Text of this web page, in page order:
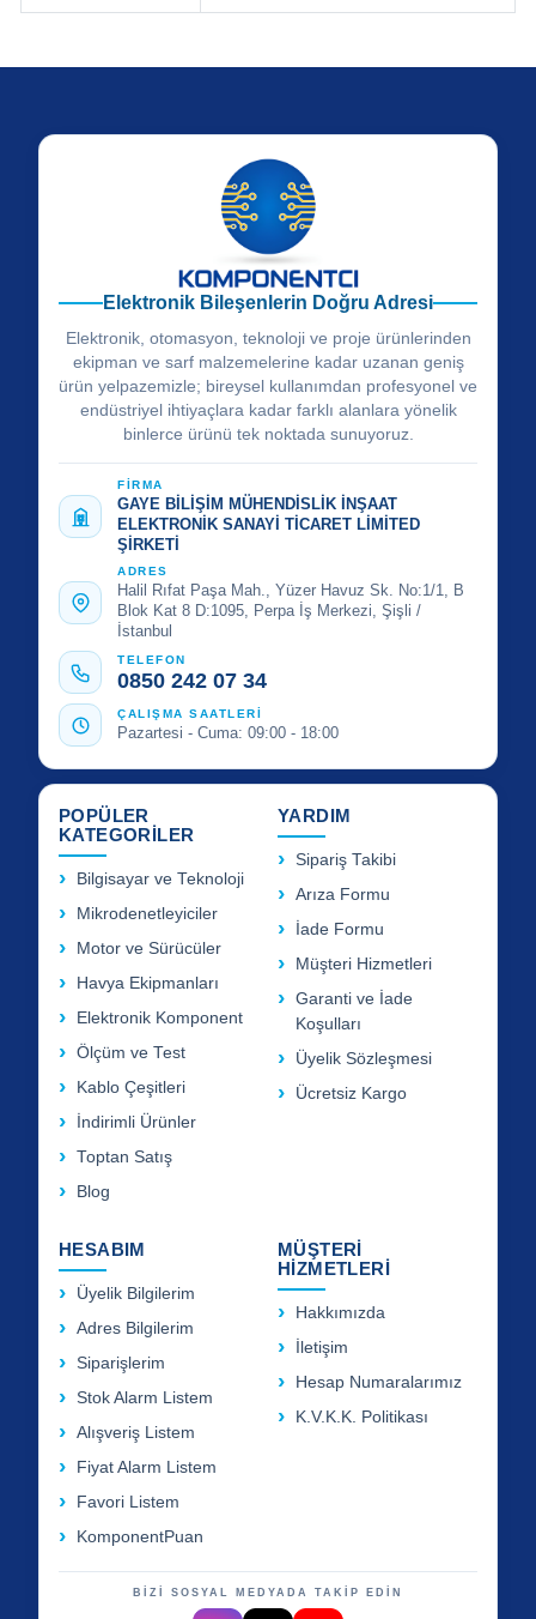
Elektronik Bileşenlerin Doğru Adresi
Elektronik, otomasyon, teknoloji ve proje ürünlerinden
ekipman ve sarf malzemelerine kadar uzanan geniş
ürün yelpazemizle; bireysel kullanımdan profesyonel ve
endüstriyel ihtiyaçlara kadar farklı alanlara yönelik
binlerce ürünü tek noktada sunuyoruz.
FİRMA
GAYE BİLİŞİM MÜHENDİSLİK İNŞAAT
ELEKTRONİK SANAYİ TİCARET LİMİTED
ŞİRKETİ
ADRES
Halil Rıfat Paşa Mah., Yüzer Havuz Sk. No:1/1, B
Blok Kat 8 D:1095, Perpa İş Merkezi, Şişli /
İstanbul
TELEFON
0850 242 07 34
ÇALIŞMA SAATLERİ
Pazartesi - Cuma: 09:00 - 18:00
POPÜLER
KATEGORİLER
Bilgisayar ve Teknoloji
Mikrodenetleyiciler
Motor ve Sürücüler
Havya Ekipmanları
Elektronik Komponent
Ölçüm ve Test
Kablo Çeşitleri
İndirimli Ürünler
Toptan Satış
Blog
YARDIM
Sipariş Takibi
Arıza Formu
İade Formu
Müşteri Hizmetleri
Garanti ve İade
Koşulları
Üyelik Sözleşmesi
Ücretsiz Kargo
HESABIM
Üyelik Bilgilerim
Adres Bilgilerim
Siparişlerim
Stok Alarm Listem
Alışveriş Listem
Fiyat Alarm Listem
Favori Listem
KomponentPuan
MÜŞTERİ
HİZMETLERİ
Hakkımızda
İletişim
Hesap Numaralarımız
K.V.K.K. Politikası
BİZİ SOSYAL MEDYADA TAKİP EDİN